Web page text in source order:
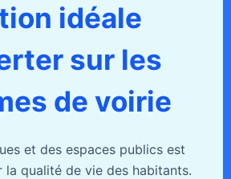
idéale
sur les
de voirie
et des espaces publics est
la qualité de vie des habitants.